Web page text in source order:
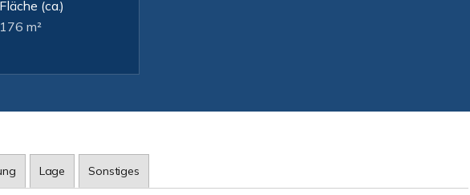
Fläche (ca.)
176 m²
Lage Sonstiges